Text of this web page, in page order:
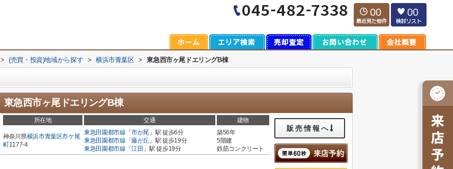
00 00
> (売買・投資)地域から探す > 横浜市青葉区 > 東急西市ヶ尾ドエリングB棟
東急西市ヶ尾ドエリングB棟
所在地 交通 建物
神奈川県横浜市青葉区市ケ尾
町1177-4
東急田園都市線 「市が尾 」駅 徒歩6分
東急田園都市線 「藤が丘 」駅 徒歩19分
東急田園都市線 「江田 」駅 徒歩19分
築56年
5階建
鉄筋コンクリート
販売情報へ